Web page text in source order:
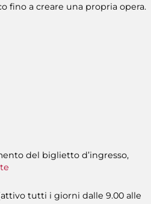
fino a creare una propria opera.
del biglietto d’ingresso,
tutti i giorni dalle 9.00 alle